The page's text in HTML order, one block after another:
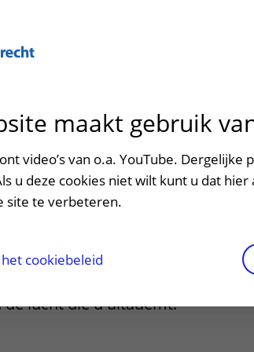
patiëntportaal
het ziekenhuis
en voorzieningen
Contact en route
Contactgegevens
we de hoeveelheid
lucht die u uitademt.
maakt gebruik
video’s van o.a. YouTube. Dergelijke
u deze cookies niet wilt kunt u dat
site te verbeteren.
cookiebeleid